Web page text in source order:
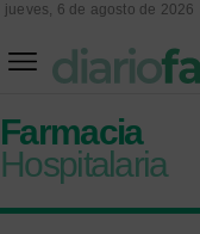
jueves, 6 de agosto de 2026
Farmacia
Hospitalaria